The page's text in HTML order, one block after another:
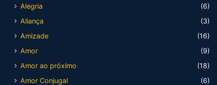
Alegria
(6)
Aliança
(3)
Amizade
(16)
Amor
(9)
Amor ao próximo
(18)
Amor Conjugal
(6)